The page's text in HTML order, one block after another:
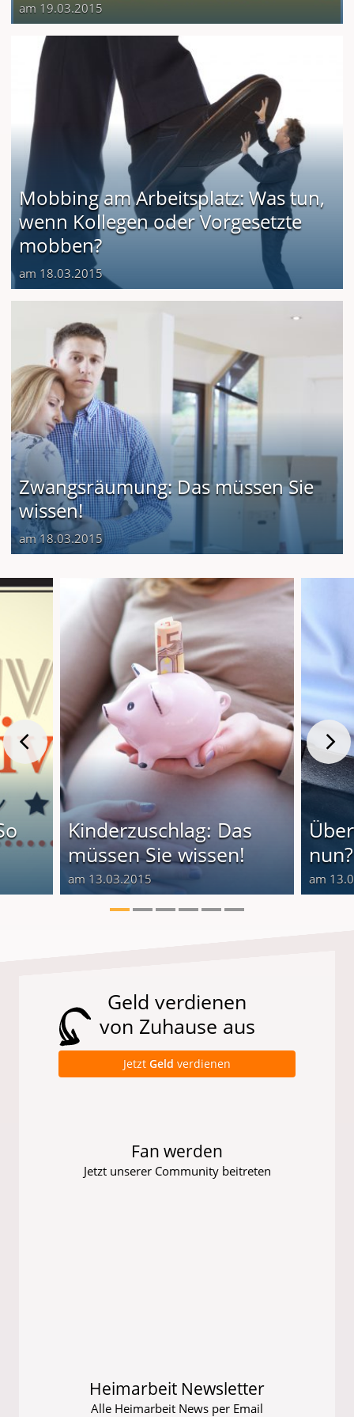
am 19.03.2015
Mobbing am Arbeitsplatz: Was tun,
wenn Kollegen oder Vorgesetzte
mobben?
am 18.03.2015
Zwangsräumung: Das müssen Sie
wissen!
am 18.03.2015
Kinderzuschlag: Das
müssen Sie wissen!
am 13.03.2015
nun?
am
Geld verdienen
von Zuhause aus
Jetzt Geld verdienen
Fan werden
Jetzt unserer Community beitreten
Heimarbeit Newsletter
Alle Heimarbeit News per Email